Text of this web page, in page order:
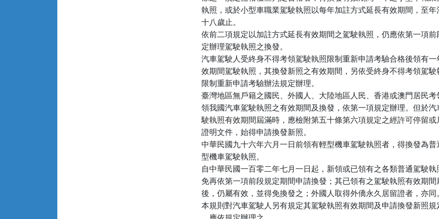
執照，或於小型車職業駕駛執照以每年加註方式延長有效期間，至年
十八歲止。
依前二項規定以加註方式延長有效期間之駕駛執照，仍應依第一項前
定辦理駕駛執照之換發。
汽車駕駛人受終身不得考領駕駛執照限制重新申請考驗合格後領有一
效期間駕駛執照，其換發新照之有效期間，另依受終身不得考領駕駛
限制重新申請考驗辦法規定辦理。
臺灣地區無戶籍之國民、外國人、大陸地區人民、香港或澳門居民考
領我國汽車駕駛執照之有效期間及換發，依第一項規定辦理。但於汽
駛執照有效期間屆滿時，應檢附第五十條第六項規定之經許可停留或
證明文件，始得申請換發新照。
中華民國九十六年六月一日前領有輕型機車駕駛執照者，得換發為普
型機車駕駛執照。
自中華民國一百零二年七月一日起，新領或已領有之各類普通駕駛執
免再依第一項前段規定期間申請換發；其已領有之駕駛執照有效期間
後，仍屬有效，並得免換發之；外國人取得外僑永久居留證者，亦同
本規則對汽車駕駛人另有規定其駕駛執照有效期間及申請換發新照規